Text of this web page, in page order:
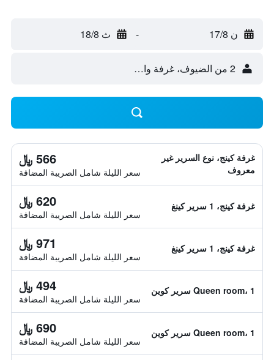
ن 17/8 - ث 18/8
2 من الضيوف، غرفة واحدة
غرفة كينج، نوع السرير غير
معروف
566 ﷼
سعر الليلة شامل الصريبة المضافة
غرفة كينج، 1 سرير كينغ 620 ﷼
سعر الليلة شامل الصريبة المضافة
غرفة كينج، 1 سرير كينغ 971 ﷼
سعر الليلة شامل الصريبة المضافة
Queen room، 1 سرير كوين 494 ﷼
سعر الليلة شامل الصريبة المضافة
Queen room، 1 سرير كوين 690 ﷼
سعر الليلة شامل الصريبة المضافة